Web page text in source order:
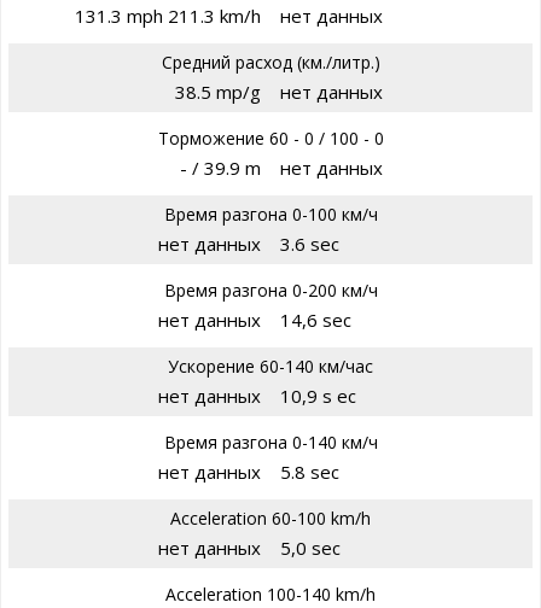
131.3 mph 211.3 km/h нет данных
Средний расход (км./литр.)
38.5 mp/g нет данных
Торможение 60 - 0 / 100 - 0
- / 39.9 m нет данных
Время разгона 0-100 км/ч
нет данных 3.6 sec
Время разгона 0-200 км/ч
нет данных 14,6 sec
Ускорение 60-140 км/час
нет данных 10,9 s ec
Время разгона 0-140 км/ч
нет данных 5.8 sec
Acceleration 60-100 km/h
нет данных 5,0 sec
Acceleration 100-140 km/h